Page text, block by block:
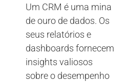
Um CRM é uma mina
de ouro de dados. Os
seus relatórios e
dashboards fornecem
insights valiosos
sobre o desempenho